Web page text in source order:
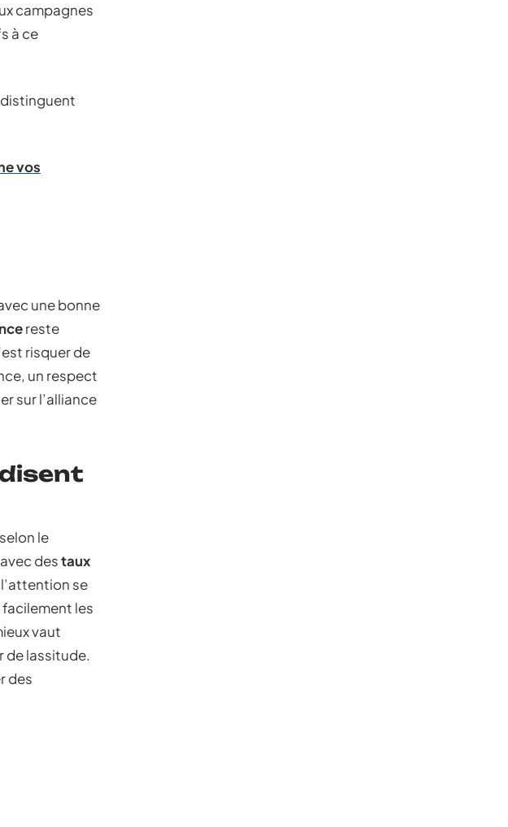
campagnes
à ce
distinguent
vos
une bonne
reste
risquer de
un respect
sur l’alliance
le
destaux
se
facilement les
vaut
de lassitude.
des